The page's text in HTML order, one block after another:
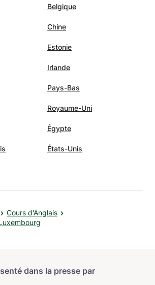
Belgique
Chine
Estonie
Irlande
Pays-Bas
Royaume-Uni
Égypte
États-Unis
Cours d'Anglais
dans la presse par